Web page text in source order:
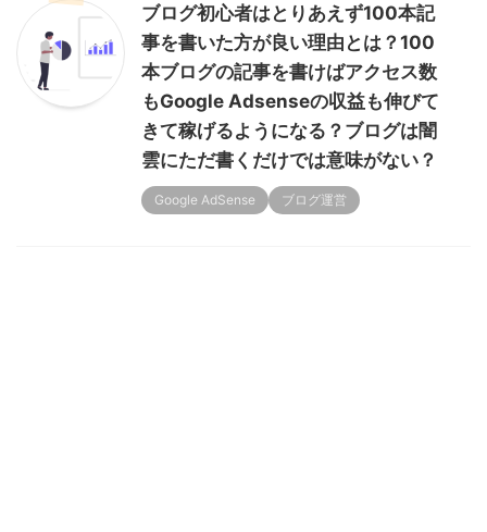
ブログ初心者はとりあえず100本記
事を書いた方が良い理由とは？100
本ブログの記事を書けばアクセス数
もGoogle Adsenseの収益も伸びて
きて稼げるようになる？ブログは闇
雲にただ書くだけでは意味がない？
Google AdSense ブログ運営